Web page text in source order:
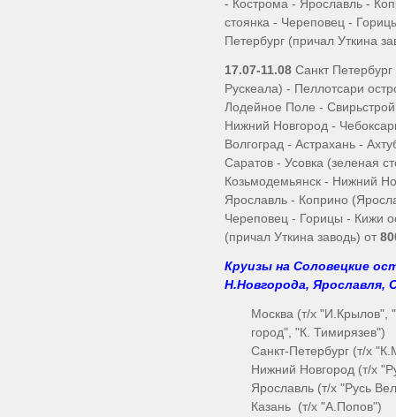
- Кострома - Ярославль -
стоянка - Череповец -
Петербург (причал Уткина
17.07-11.08 Санкт
Рускеала) - Пеллотсари
Лодейное Поле -
Нижний Новгород -
Волгоград - Астрахань -
Саратов - Усовка (зеленая
Козьмодемьянск - Нижний
Ярославль - Коприно
Череповец - Горицы - Кижи
(причал Уткина заводь) от
Круизы на Соловецкие
Н.Новгорода, Ярославля,
Москва (т/х "И.Крылов",
город", "К. Тимирязев")
Санкт-Петербург (т/х
Нижний Новгород (т/х
Ярославль (т/х "Русь
Казань (т/х "А.Попов")